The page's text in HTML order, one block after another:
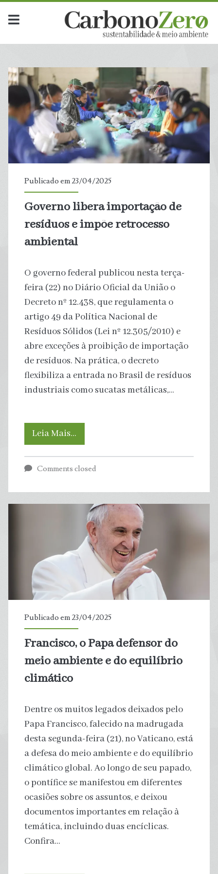
Dia:
<span>23
de
abril
de
2025</span>
Publicado em 23/04/2025
Governo libera importação de
resíduos e impõe retrocesso
ambiental
O governo federal publicou nesta terça-
feira (22) no Diário Oficial da União o
Decreto nº 12.438, que regulamenta o
artigo 49 da Política Nacional de
Resíduos Sólidos (Lei nº 12.305/2010) e
abre exceções à proibição de importação
de resíduos. Na prática, o decreto
flexibiliza a entrada no Brasil de resíduos
industriais como sucatas metálicas,…
Leia Mais…
libera
resíduos
e
impõe
retrocesso
Comments closed
Publicado em 23/04/2025
Francisco, o Papa defensor do
meio ambiente e do equilíbrio
climático
Dentre os muitos legados deixados pelo
Papa Francisco, falecido na madrugada
desta segunda-feira (21), no Vaticano, está
a defesa do meio ambiente e do equilíbrio
climático global. Ao longo de seu papado,
o pontífice se manifestou em diferentes
ocasiões sobre os assuntos, e deixou
documentos importantes em relação à
temática, incluindo duas encíclicas.
Confira…